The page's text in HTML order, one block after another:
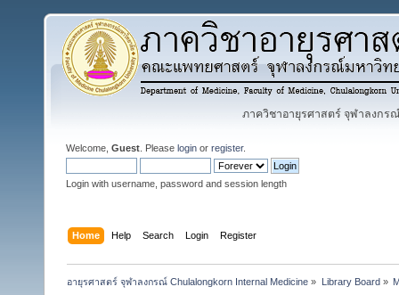
ภาควิชาอายุรศาสตร์ จุฬาลงกรณ์
Welcome, Guest . Please login or register.
Login with username, password and session length
Home Help Search Login Register
อายุรศาสตร์ จุฬาลงกรณ์ Chulalongkorn Internal Medicine » Library Board»